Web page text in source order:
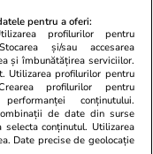
pentru a oferi:
profilurilor pentru
și/sau accesarea
și îmbunătățirea serviciilor.
Utilizarea profilurilor pentru
profilurilor pentru
conținutului.
de date din surse
conținutul. Utilizarea
Date precise de geolocație